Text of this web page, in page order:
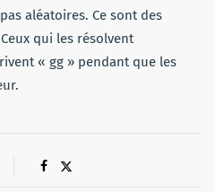
aléatoires. Ce sont des
qui les résolvent
« gg » pendant que les